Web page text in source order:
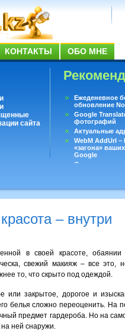
КОНТАКТЫ ОБО МНЕ
сайта
Ежеденевное
обновление
Google
фотографий
Актуальные
WebM AddUrl
«загона»
Google
Существует
– внутри
в своей красоте, обаянии
свежий макияж – все это,
то, что скрыто под одеждой.
или закрытое, дорогое и
белья сложно переоценить. На
предмет гардероба. Но на
ней снаружи.